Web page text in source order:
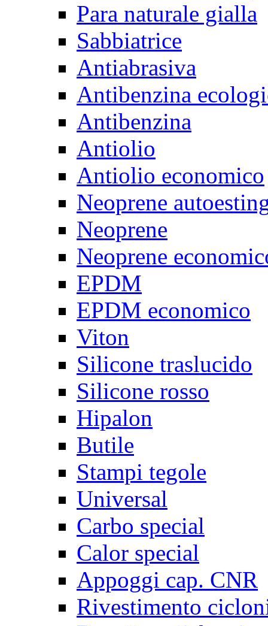
Para naturale gialla
Sabbiatrice
Antiabrasiva
Antibenzina
Antibenzina
Antiolio
Antiolio economico
Neoprene
Neoprene
Neoprene
EPDM
EPDM economico
Viton
Silicone traslucido
Silicone rosso
Hipalon
Butile
Stampi tegole
Universal
Carbo special
Calor special
Appoggi cap. CNR
Rivestimento